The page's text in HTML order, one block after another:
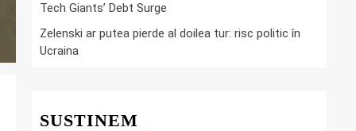
Tech Giants’ Debt Surge
Zelenski ar putea pierde al doilea tur: risc politic în
Ucraina
SUSTINEM